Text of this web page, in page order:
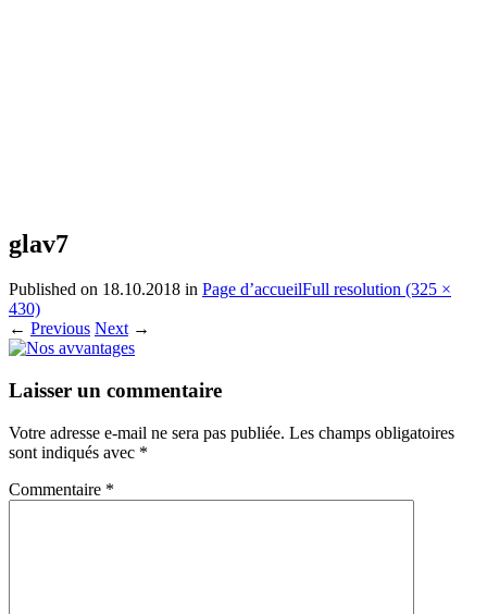
glav7
Published on 18.10.2018 in Page d’accueilFull resolution (325 ×
430)
← Previous Next →
Laisser un commentaire
Votre adresse e-mail ne sera pas publiée. Les champs obligatoires
sont indiqués avec *
Commentaire *